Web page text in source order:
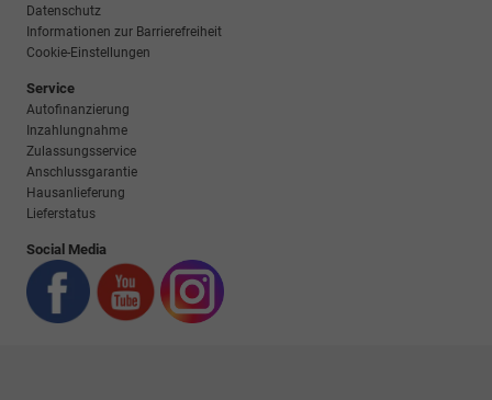
Datenschutz
Informationen zur Barrierefreiheit
Cookie-Einstellungen
Service
Autofinanzierung
Inzahlungnahme
Zulassungsservice
Anschlussgarantie
Hausanlieferung
Lieferstatus
Social Media